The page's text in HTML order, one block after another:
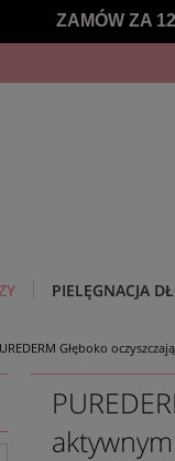
ZAMÓW ZA
PIELĘGNACJA
Głęboko